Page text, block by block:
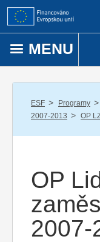
Přejít k obsahu
MENU
ESF / Programy /
2007-2013 / OP
OP
2007-